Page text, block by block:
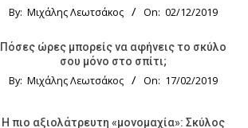
By: Μιχάλης Λεωτσάκος On: 02/12/2019
Πόσες ώρες μπορείς να αφήνεις το σκύλο
σου μόνο στο σπίτι;
By: Μιχάλης Λεωτσάκος On: 17/02/2019
Η πιο αξιολάτρευτη «μονομαχία»: Σκύλος